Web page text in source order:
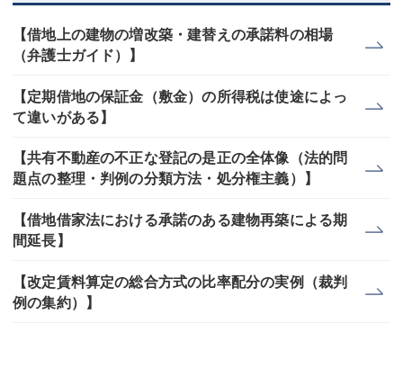
【借地上の建物の増改築・建替えの承諾料の相場
（弁護士ガイド）】
【定期借地の保証金（敷金）の所得税は使途によっ
て違いがある】
【共有不動産の不正な登記の是正の全体像（法的問
題点の整理・判例の分類方法・処分権主義）】
【借地借家法における承諾のある建物再築による期
間延長】
【改定賃料算定の総合方式の比率配分の実例（裁判
例の集約）】